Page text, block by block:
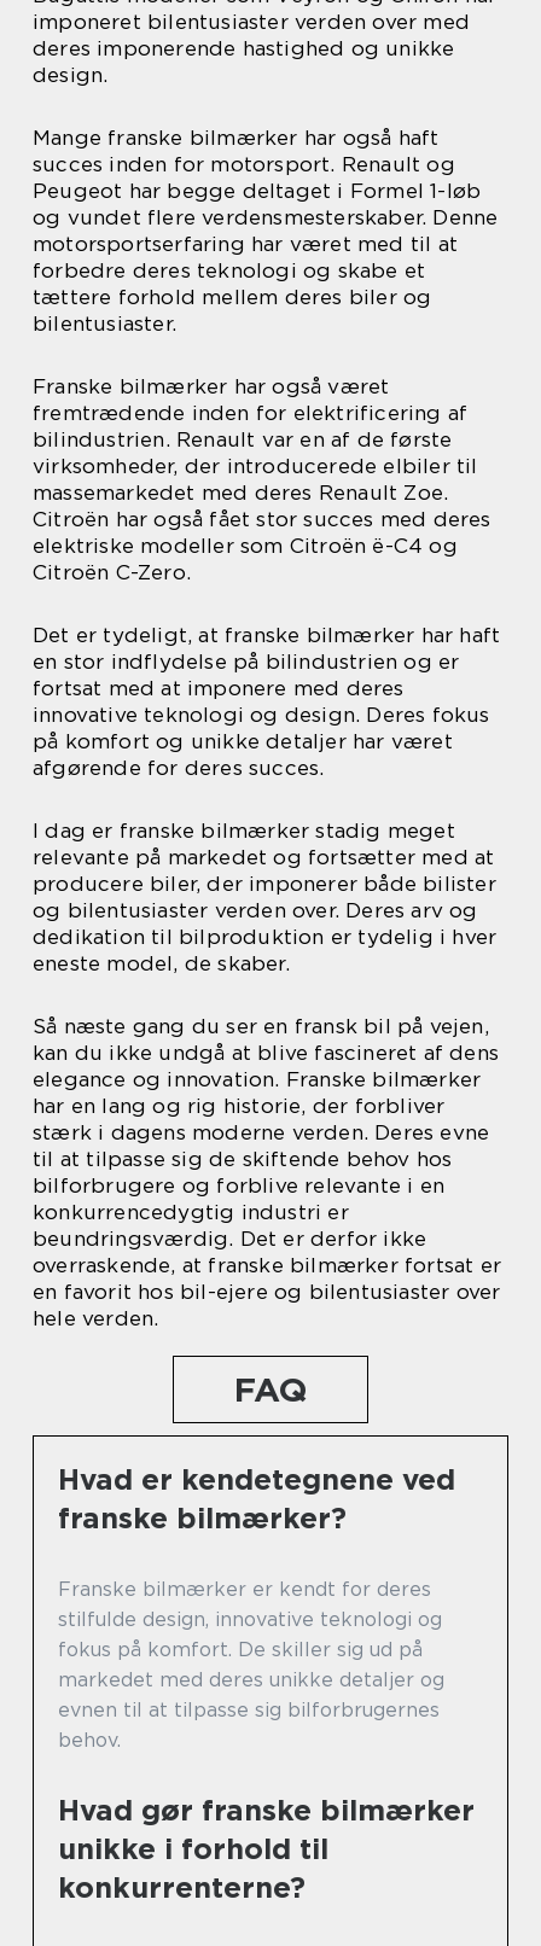
imponeret bilentusiaster verden over med
deres imponerende hastighed og unikke
design.
Mange franske bilmærker har også haft
succes inden for motorsport. Renault og
Peugeot har begge deltaget i Formel 1-løb
og vundet flere verdensmesterskaber. Denne
motorsportserfaring har været med til at
forbedre deres teknologi og skabe et
tættere forhold mellem deres biler og
bilentusiaster.
Franske bilmærker har også været
fremtrædende inden for elektrificering af
bilindustrien. Renault var en af de første
virksomheder, der introducerede elbiler til
massemarkedet med deres Renault Zoe.
Citroën har også fået stor succes med deres
elektriske modeller som Citroën ë-C4 og
Citroën C-Zero.
Det er tydeligt, at franske bilmærker har haft
en stor indflydelse på bilindustrien og er
fortsat med at imponere med deres
innovative teknologi og design. Deres fokus
på komfort og unikke detaljer har været
afgørende for deres succes.
I dag er franske bilmærker stadig meget
relevante på markedet og fortsætter med at
producere biler, der imponerer både bilister
og bilentusiaster verden over. Deres arv og
dedikation til bilproduktion er tydelig i hver
eneste model, de skaber.
Så næste gang du ser en fransk bil på vejen,
kan du ikke undgå at blive fascineret af dens
elegance og innovation. Franske bilmærker
har en lang og rig historie, der forbliver
stærk i dagens moderne verden. Deres evne
til at tilpasse sig de skiftende behov hos
bilforbrugere og forblive relevante i en
konkurrencedygtig industri er
beundringsværdig. Det er derfor ikke
overraskende, at franske bilmærker fortsat er
en favorit hos bil-ejere og bilentusiaster over
hele verden.
FAQ
Hvad er kendetegnene ved
franske bilmærker?
Franske bilmærker er kendt for deres
stilfulde design, innovative teknologi og
fokus på komfort. De skiller sig ud på
markedet med deres unikke detaljer og
evnen til at tilpasse sig bilforbrugernes
behov.
Hvad gør franske bilmærker
unikke i forhold til
konkurrenterne?